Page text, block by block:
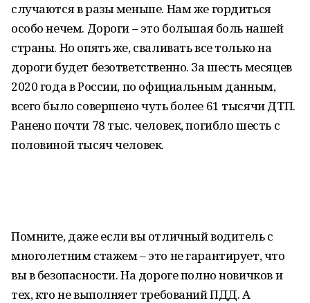
случаются в разы меньше. Нам же гордиться
особо нечем. Дороги – это большая боль нашей
страны. Но опять же, сваливать все только на
дороги будет безответственно. За шесть месяцев
2020 года в России, по официальным данным,
всего было совершено чуть более 61 тысячи ДТП.
Ранено почти 78 тыс. человек, погибло шесть с
половиной тысяч человек.
Помните, даже если вы отличный водитель с
многолетним стажем – это не гарантирует, что
вы в безопасности. На дороге полно новичков и
тех, кто не выполняет требований ПДД. А